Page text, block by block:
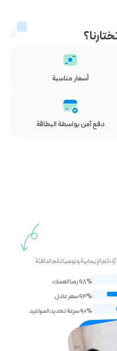
أسعار مناسبة
دفع آمن بواسطة البطاقة
الإيجابية وتوصياتكم الدافئة
98% رضا العملاء
94% سعر عادل
90% سرعة تحديد المواعيد